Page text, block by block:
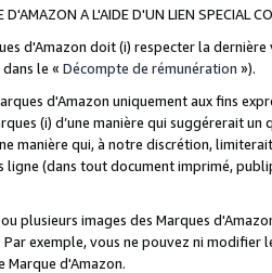
A L'AIDE D'UN LIEN SPECIAL
d'Amazon doit (i) respecter la
le « Décompte de rémunération »).
d'Amazon uniquement aux fins
(i) d’une manière qui suggérerait
manière qui, à notre discrétion,
ligne (dans tout document imprimé,
plusieurs images des Marques
Par exemple, vous ne pouvez ni
Marque d'Amazon.